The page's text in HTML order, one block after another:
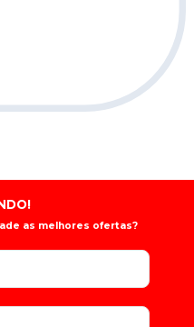
as melhores ofertas?